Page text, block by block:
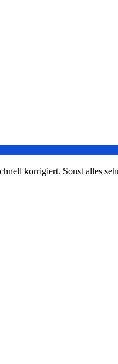
korrigiert. Sonst alles